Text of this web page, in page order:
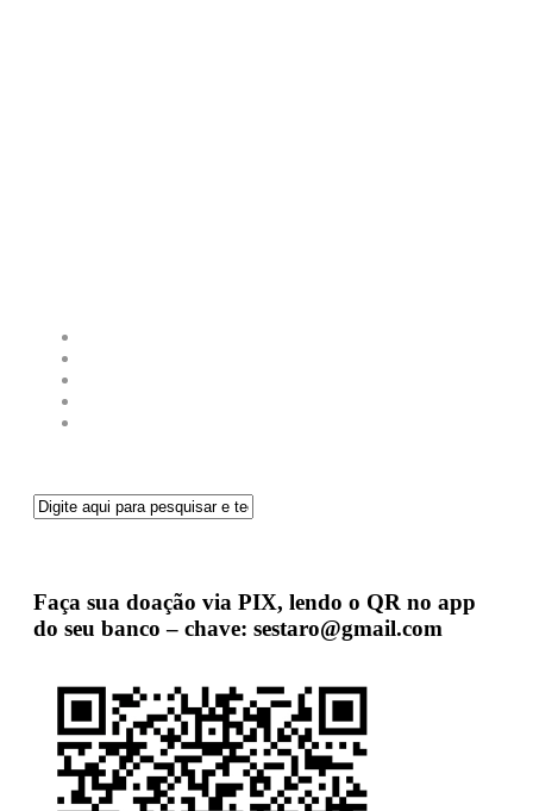
Faça sua doação via PIX, lendo o QR no app
do seu banco – chave: sestaro@gmail.com